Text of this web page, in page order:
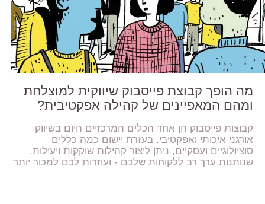
מה הופך קבוצת פייסבוק שיווקית למוצלחת
ומהם המאפיינים של קהילה אפקטיבית?
קבוצות פייסבוק הן אחד הכלים המרכזיים היום בשיווק
אורגני איכותי ואפקטיבי. בעזרת יישום כמה כללים
סוציולוגיים ועסקיים, ניתן ליצור קהילות שוקקות ויעילות,
שנותנות ערך רב ללקוחות שלכם - ועוזרות לכם למכור יותר